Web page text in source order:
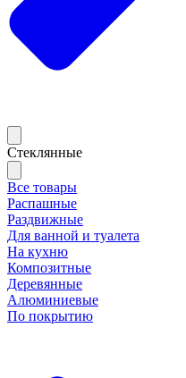
Стеклянные
Все товары
Распашные
Раздвижные
Для ванной и туалета
На кухню
Композитные
Деревянные
Алюминиевые
По покрытию